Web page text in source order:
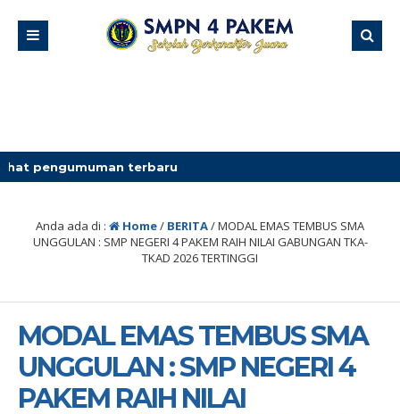
terbaru
Anda ada di : Home/ BERITA/MODAL EMAS TEMBUS SMA
UNGGULAN : SMP NEGERI 4 PAKEM RAIH NILAI GABUNGAN TKA-
TKAD 2026 TERTINGGI
MODAL EMAS TEMBUS SMA
UNGGULAN : SMP NEGERI 4
PAKEM RAIH NILAI